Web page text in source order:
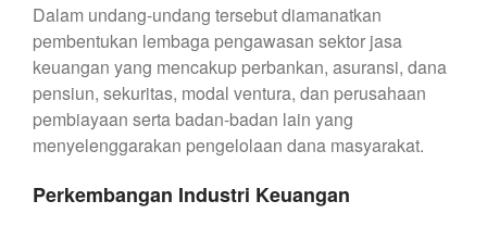
Dalam undang-undang tersebut diamanatkan
pembentukan lembaga pengawasan sektor jasa
keuangan yang mencakup perbankan, asuransi, dana
pensiun, sekuritas, modal ventura, dan perusahaan
pembiayaan serta badan-badan lain yang
menyelenggarakan pengelolaan dana masyarakat.
Perkembangan Industri Keuangan